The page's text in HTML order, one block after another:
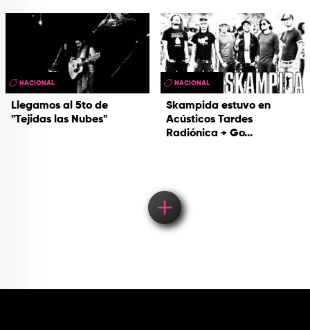
Llegamos al 5to de
"Tejidas las Nubes"
NACIONAL
Skampida estuvo en
Acústicos Tardes
Radiónica + Go...
NACIONAL
Load More